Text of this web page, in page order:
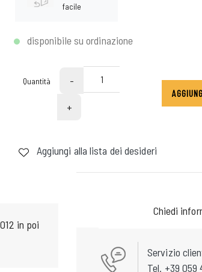
facile
disponibile su ordinazione
Quantità
-
+
Aggiungi alla lista dei desideri
in poi
Chiedi
Servizio
Tel. +39 059